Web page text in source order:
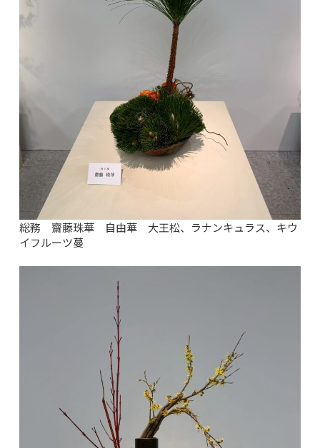
総務 齋藤珠華 自由華 大王松、ラナンキュラス、キウ
イフルーツ蔓